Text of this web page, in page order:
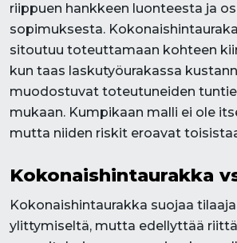
riippuen hankkeen luonteesta ja
sopimuksesta.
sitoutuu toteuttamaan kohteen
kun taas laskutyöurakassa
muodostuvat toteutuneiden
mukaan. Kumpikaan malli ei ole
mutta niiden riskit eroavat
Kokonaishintaurakka
Kokonaishintaurakka suojaa
ylittymiseltä, mutta edellyttää